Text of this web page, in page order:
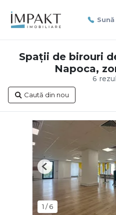
6
Spații de birouri
Napoca,
Caută din nou
1 /6
Previous